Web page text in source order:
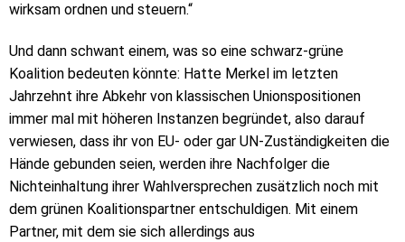
wirksam ordnen und steuern.“
Und dann schwant einem, was so eine schwarz-grüne
Koalition bedeuten könnte: Hatte Merkel im letzten
Jahrzehnt ihre Abkehr von klassischen Unionspositionen
immer mal mit höheren Instanzen begründet, also darauf
verwiesen, dass ihr von EU- oder gar UN-Zuständigkeiten die
Hände gebunden seien, werden ihre Nachfolger die
Nichteinhaltung ihrer Wahlversprechen zusätzlich noch mit
dem grünen Koalitionspartner entschuldigen. Mit einem
Partner, mit dem sie sich allerdings aus